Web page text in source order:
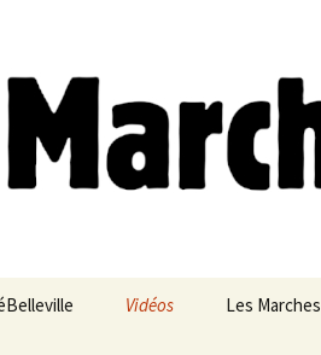
Vidéos Les Marches